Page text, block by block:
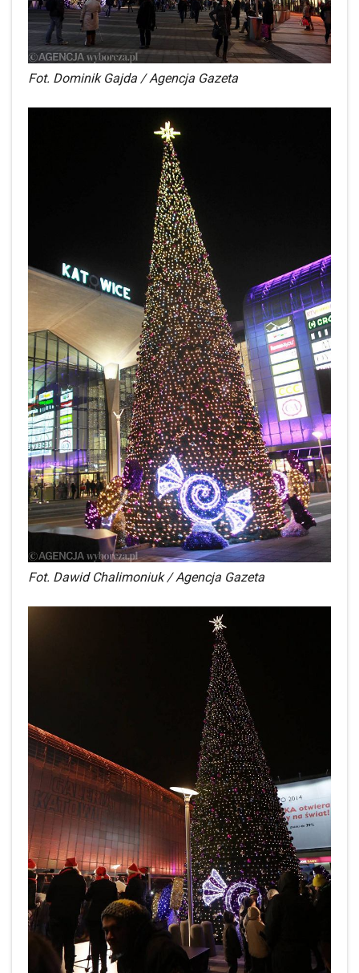
Fot. Dominik Gajda / Agencja Gazeta
Fot. Dawid Chalimoniuk / Agencja Gazeta